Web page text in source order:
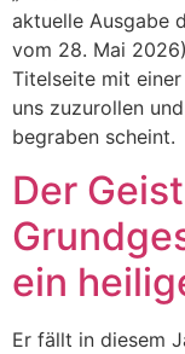
aktuelle Ausgabe
vom 28. Mai
Titelseite mit
uns zuzurollen
begraben scheint.
Der
ein
Er fällt in diesem